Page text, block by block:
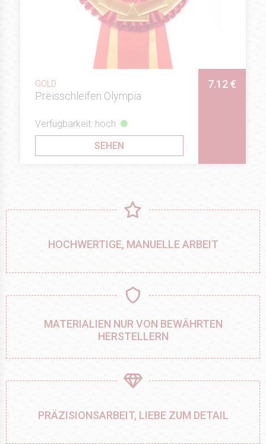
GOLD
Preisschleifen Olympia
7.12 €
Verfügbarkeit: hoch
SEHEN
HOCHWERTIGE, MANUELLE ARBEIT
MATERIALIEN NUR VON BEWÄHRTEN
HERSTELLERN
PRÄZISIONSARBEIT, LIEBE ZUM DETAIL